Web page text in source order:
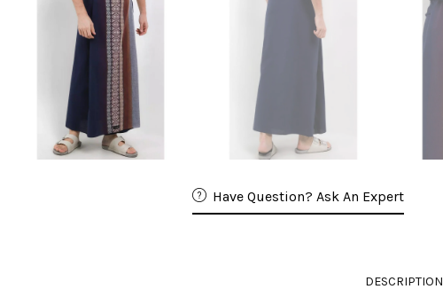
Have Question? Ask An Expert
DESCRIPTION